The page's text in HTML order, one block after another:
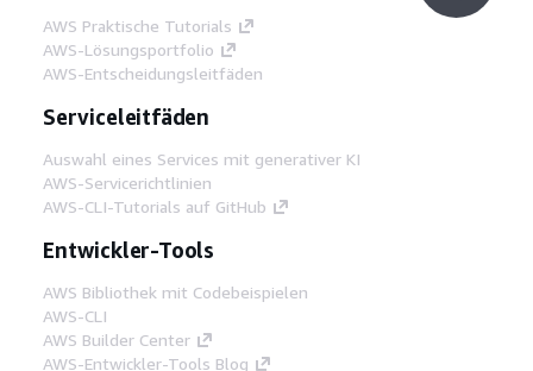
AWS Praktische Tutorials
AWS-Lösungsportfolio
AWS-Entscheidungsleitfäden
Serviceleitfäden
Auswahl eines Services mit generativer KI
AWS-Servicerichtlinien
AWS-CLI-Tutorials auf GitHub
Entwickler-Tools
AWS Bibliothek mit Codebeispielen
AWS-CLI
AWS Builder Center
AWS-Entwickler-Tools Blog